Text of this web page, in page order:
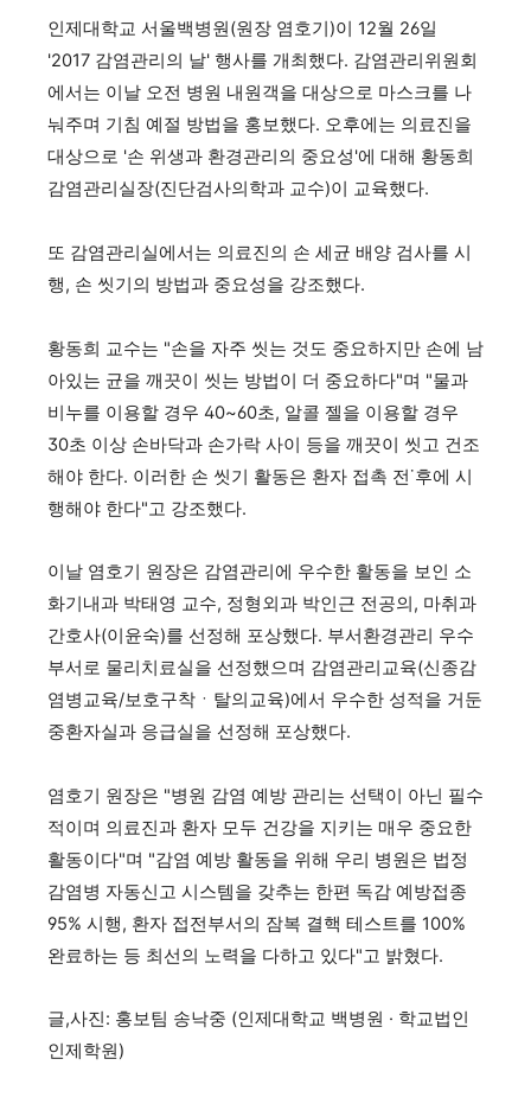
인제대학교 서울백병원(원장 염호기)이 12월 26일
'2017 감염관리의 날' 행사를 개최했다. 감염관리위원회
에서는 이날 오전 병원 내원객을 대상으로 마스크를 나
눠주며 기침 예절 방법을 홍보했다. 오후에는 의료진을
대상으로 '손 위생과 환경관리의 중요성'에 대해 황동희
감염관리실장(진단검사의학과 교수)이 교육했다.
또 감염관리실에서는 의료진의 손 세균 배양 검사를 시
행, 손 씻기의 방법과 중요성을 강조했다.
황동희 교수는 "손을 자주 씻는 것도 중요하지만 손에 남
아있는 균을 깨끗이 씻는 방법이 더 중요하다"며 "물과
비누를 이용할 경우 40~60초, 알콜 젤을 이용할 경우
30초 이상 손바닥과 손가락 사이 등을 깨끗이 씻고 건조
해야 한다. 이러한 손 씻기 활동은 환자 접촉 전˙후에 시
행해야 한다"고 강조했다.
이날 염호기 원장은 감염관리에 우수한 활동을 보인 소
화기내과 박태영 교수, 정형외과 박인근 전공의, 마취과
간호사(이윤숙)를 선정해 포상했다. 부서환경관리 우수
부서로 물리치료실을 선정했으며 감염관리교육(신종감
염병교육/보호구착ㆍ탈의교육)에서 우수한 성적을 거둔
중환자실과 응급실을 선정해 포상했다.
염호기 원장은 "병원 감염 예방 관리는 선택이 아닌 필수
적이며 의료진과 환자 모두 건강을 지키는 매우 중요한
활동이다"며 "감염 예방 활동을 위해 우리 병원은 법정
감염병 자동신고 시스템을 갖추는 한편 독감 예방접종
95% 시행, 환자 접전부서의 잠복 결핵 테스트를 100%
완료하는 등 최선의 노력을 다하고 있다"고 밝혔다.
글,사진: 홍보팀 송낙중 (인제대학교 백병원 · 학교법인
인제학원)